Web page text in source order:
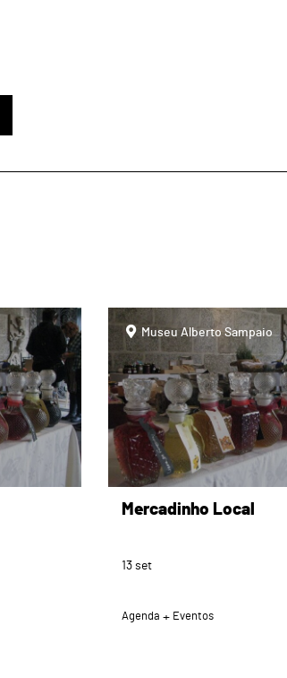
pageMuseu Alberto Sampaio
Mercadinho Local
13 set
Agenda Eventos